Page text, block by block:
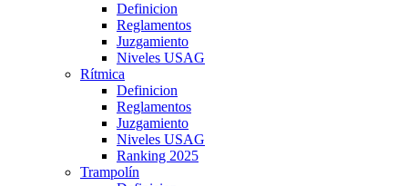
Definicion
Reglamentos
Juzgamiento
Niveles USAG
Rítmica
Definicion
Reglamentos
Juzgamiento
Niveles USAG
Ranking 2025
Trampolín